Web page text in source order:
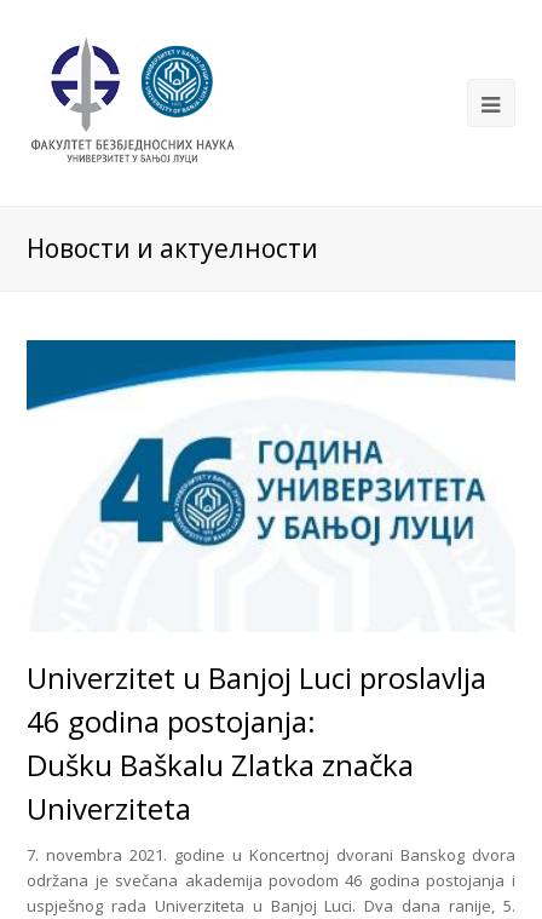
Новости и актуелности
Univerzitet u Banjoj Luci proslavlja
46 godina postojanja:
Dušku Baškalu Zlatka značka
Univerziteta
7. novembra 2021. godine u Koncertnoj dvorani Banskog dvora
održana je svečana akademija povodom 46 godina postojanja i
uspješnog rada Univerziteta u Banjoj Luci. Dva dana ranije, 5.